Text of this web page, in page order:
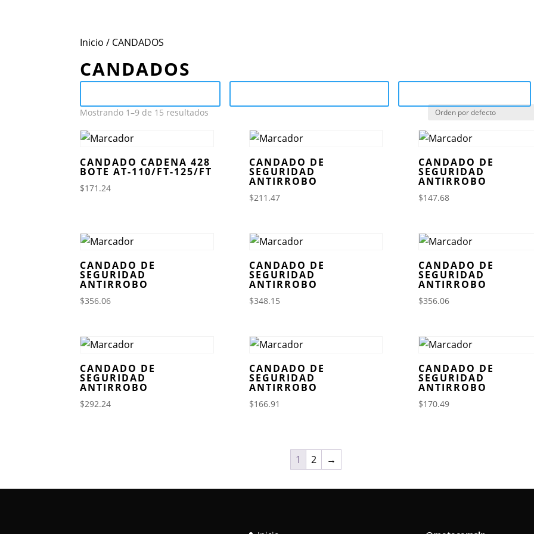
Inicio / CANDADOS
CANDADOS
Mostrando 1–9 de 15 resultados
CANDADO CADENA 428
BOTE AT-110/FT-125/FT
$171.24
CANDADO DE
SEGURIDAD
ANTIRROBO
$211.47
CANDADO DE
SEGURIDAD
ANTIRROBO
$147.68
CANDADO DE
SEGURIDAD
ANTIRROBO
$356.06
CANDADO DE
SEGURIDAD
ANTIRROBO
$348.15
CANDADO DE
SEGURIDAD
ANTIRROBO
$356.06
CANDADO DE
SEGURIDAD
ANTIRROBO
$292.24
CANDADO DE
SEGURIDAD
ANTIRROBO
$166.91
CANDADO DE
SEGURIDAD
ANTIRROBO
$170.49
1 2 →